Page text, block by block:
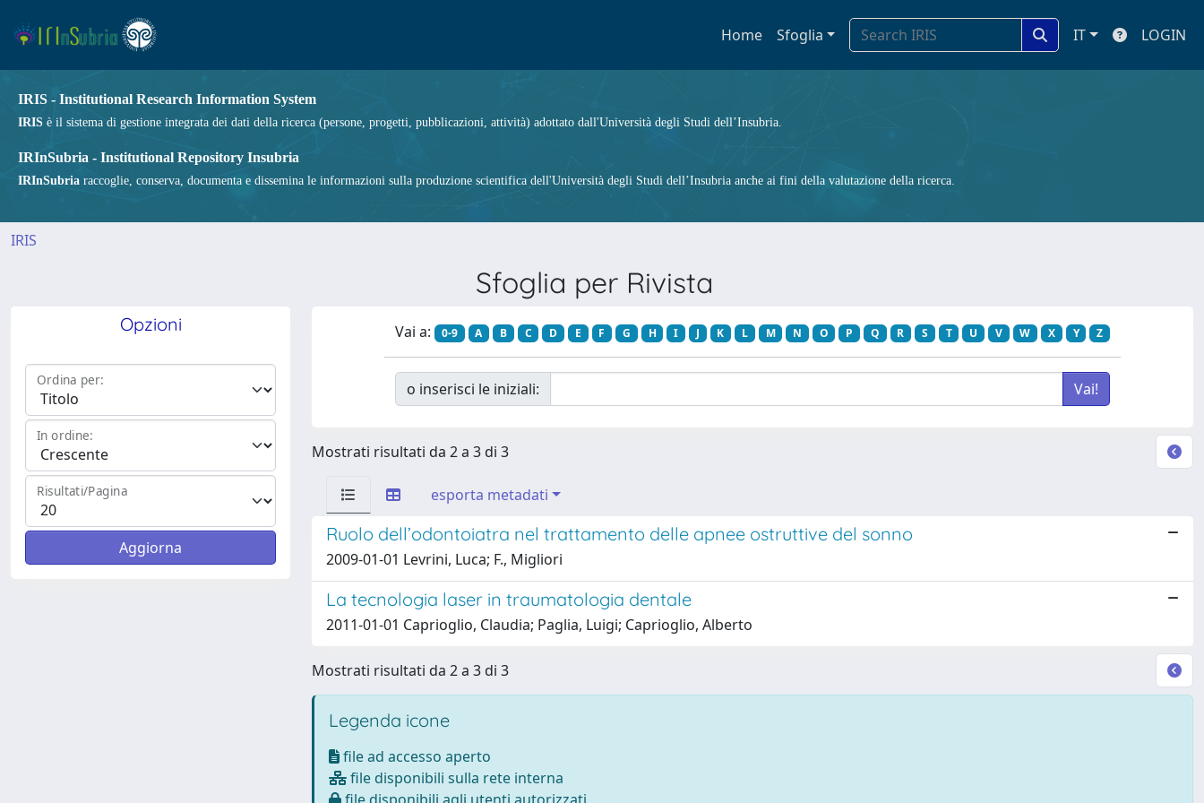
Home Sfoglia IT LOGIN
IRIS - Institutional Research Information System
IRIS è il sistema di gestione integrata dei dati della ricerca (persone, progetti, pubblicazioni, attività) adottato dall'Università degli Studi dell’Insubria.
IRInSubria - Institutional Repository Insubria
IRInSubria raccoglie, conserva, documenta e dissemina le informazioni sulla produzione scientifica dell'Università degli Studi dell’Insubria anche ai fini della valutazione della ricerca.
IRIS
Sfoglia per Rivista
Opzioni
Ordina per:
In ordine:
Risultati/Pagina
Vai a: 0-9 A B C D E F G H I J K L M N O P Q R S T U V W X Y Z
o inserisci le iniziali:
Mostrati risultati da 2 a 3 di 3
esporta metadati
Ruolo dell’odontoiatra nel trattamento delle apnee ostruttive del sonno
2009-01-01 Levrini, Luca; F., Migliori
La tecnologia laser in traumatologia dentale
2011-01-01 Caprioglio, Claudia; Paglia, Luigi; Caprioglio, Alberto
Mostrati risultati da 2 a 3 di 3
Legenda icone
file ad accesso aperto
file disponibili sulla rete interna